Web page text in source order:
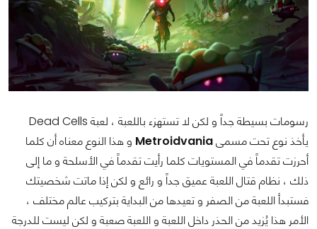
رسومات بسيطة جداً و لكن لا تستهزء باللعبة ، لعبة Dead Cells
يأخذ نوع تحت مسمىMetroidvania و هذا النوع معناه أن كلما
أحرزت تقدماً في المستويات كلما رأيت تقدماً في الأسلحة و ما إلى
ذلك ، نظام قتال اللعبة عميق جداً و رائع و لكن إذا ماتت شخصيتك
فستبدأ اللعبة من الصفر و تعيدها من البداية بتركيب عالم مختلف ،
الأمر هذا يُزيد من الحذر داخل اللعبة و اللعبة صعبة و لكن ليست للدرجة